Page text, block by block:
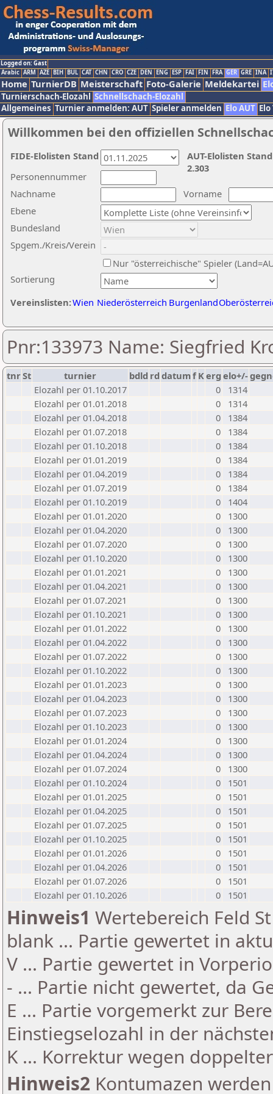
Logged on: Gast
Arabic ARM AZE BIH BUL CAT CHN CRO CZE DEN ENG ESP FAI FIN FRA GER GRE INA
Home TurnierDB Meisterschaft Foto-Galerie Meldekartei
Turnierschach-Elozahl Schnellschach-Elozahl
Allgemeines Turnier anmelden: AUT Spieler anmelden Elo AUT
Willkommen bei den offiziellen
Nachname
Vorname
Ebene
Sortierung
Personennummer
Bundesland
Spgem./Kreis/Verein
Nur "österreichische" Spieler
Vereinslisten:Wien Niederösterreich Burgenland
AUT-Elolisten
2.303
FIDE-Elolisten Stand
Pnr:133973 Name: Siegfried
tnrSt turnier bdld rd datumf Kerg elo+/-
Elozahl per 01.10.2017
0
1314
Elozahl per 01.01.2018
0
1314
Elozahl per 01.04.2018
0
1384
Elozahl per 01.07.2018
0
1384
Elozahl per 01.10.2018
0
1384
Elozahl per 01.01.2019
0
1384
Elozahl per 01.04.2019
0
1384
Elozahl per 01.07.2019
0
1384
Elozahl per 01.10.2019
0
1404
Elozahl per 01.01.2020
0
1300
Elozahl per 01.04.2020
0
1300
Elozahl per 01.07.2020
0
1300
Elozahl per 01.10.2020
0
1300
Elozahl per 01.01.2021
0
1300
Elozahl per 01.04.2021
0
1300
Elozahl per 01.07.2021
0
1300
Elozahl per 01.10.2021
0
1300
Elozahl per 01.01.2022
0
1300
Elozahl per 01.04.2022
0
1300
Elozahl per 01.07.2022
0
1300
Elozahl per 01.10.2022
0
1300
Elozahl per 01.01.2023
0
1300
Elozahl per 01.04.2023
0
1300
Elozahl per 01.07.2023
0
1300
Elozahl per 01.10.2023
0
1300
Elozahl per 01.01.2024
0
1300
Elozahl per 01.04.2024
0
1300
Elozahl per 01.07.2024
0
1300
Elozahl per 01.10.2024
0
1501
Elozahl per 01.01.2025
0
1501
Elozahl per 01.04.2025
0
1501
Elozahl per 01.07.2025
0
1501
Elozahl per 01.10.2025
0
1501
Elozahl per 01.01.2026
0
1501
Elozahl per 01.04.2026
0
1501
Elozahl per 01.07.2026
0
1501
Elozahl per 01.10.2026
0 1501
Hinweis1 Wertebereich Feld
blank ... Partie gewertet in
V ... Partie gewertet in
- ... Partie nicht gewertet, da
E ... Partie vorgemerkt zur
Einstiegselozahl in der
K ... Korrektur wegen
Hinweis2 Kontumazen